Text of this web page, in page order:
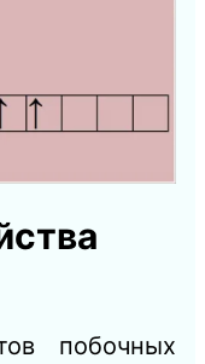
побочных